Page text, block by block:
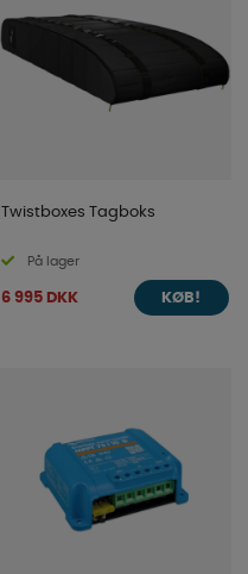
Twistboxes Tagboks
På lager
6 995 DKK KØB!